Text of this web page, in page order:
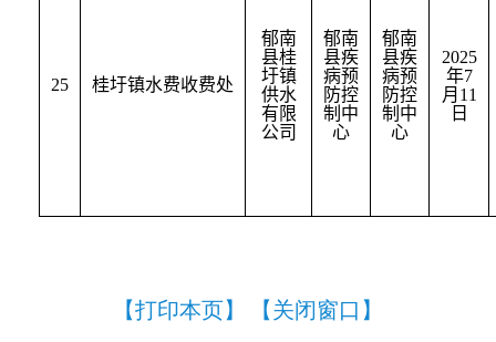
25 桂圩镇水费收费处
郁南
县桂
圩镇
供水
有限
公司
郁南
县疾
病预
防控
制中
心
郁南
县疾
病预
防控
制中
心
2025
年7
月 11
日
【打印本页】 【关闭窗口】